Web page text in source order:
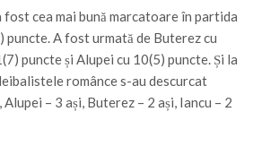
cea mai bună marcatoare în partida
puncte. A fost urmată de Buterez cu
puncte și Alupei cu 10(5) puncte. Și la
românce s-au descurcat
– 3 ași, Buterez – 2 ași, Iancu – 2